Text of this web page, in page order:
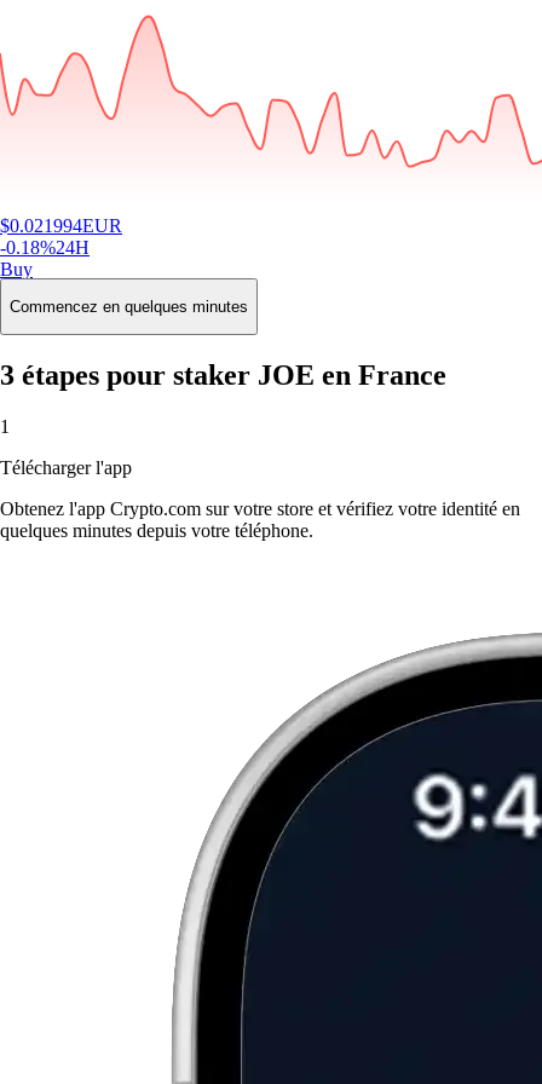
$0.021994EUR
-0.18%24H
Buy
Commencez en quelques minutes
3 étapes pour staker JOE en France
1
Télécharger l'app
Obtenez l'app Crypto.com sur votre store et vérifiez votre identité en
quelques minutes depuis votre téléphone.